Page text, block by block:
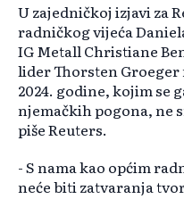
U zajedničkoj izjavi za
radničkog vijeća
IG Metall Christiane
lider Thorsten Groeger
2024. godine, kojim se
njemačkih pogona, ne
piše Reuters.
- S nama kao općim
neće biti zatvaranja